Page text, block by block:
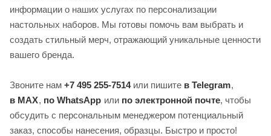
информации о наших услугах по персонализации
настольных наборов. Мы готовы помочь вам выбрать и
создать стильный мерч, отражающий уникальные ценности
вашего бренда.
Звоните нам +7 495 255-7514или пишите в Telegram,
в MAX, по WhatsApp или по электронной почте, чтобы
обсудить с персональным менеджером потенциальный
заказ, способы нанесения, образцы. Быстро и просто!